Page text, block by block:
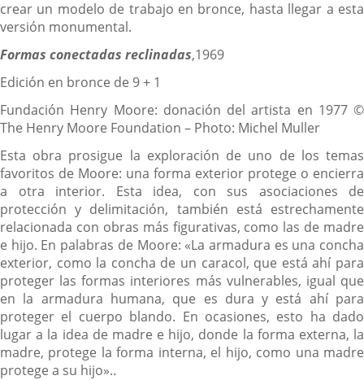
crear un modelo de trabajo en bronce, hasta llegar a esta
versión monumental.
Formas conectadas reclinadas,1969
Edición en bronce de 9 + 1
Fundación Henry Moore: donación del artista en 1977 ©
The Henry Moore Foundation – Photo: Michel Muller
Esta obra prosigue la exploración de uno de los temas
favoritos de Moore: una forma exterior protege o encierra
a otra interior. Esta idea, con sus asociaciones de
protección y delimitación, también está estrechamente
relacionada con obras más figurativas, como las de madre
e hijo. En palabras de Moore: «La armadura es una concha
exterior, como la concha de un caracol, que está ahí para
proteger las formas interiores más vulnerables, igual que
en la armadura humana, que es dura y está ahí para
proteger el cuerpo blando. En ocasiones, esto ha dado
lugar a la idea de madre e hijo, donde la forma externa, la
madre, protege la forma interna, el hijo, como una madre
protege a su hijo»..